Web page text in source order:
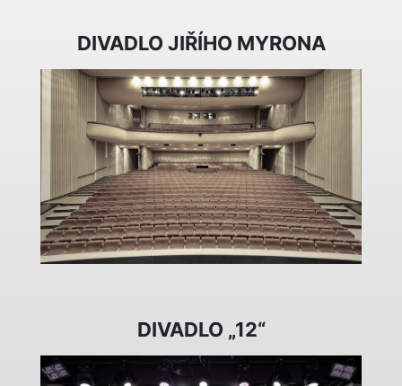
DIVADLO JIŘÍHO MYRONA
DIVADLO „12“